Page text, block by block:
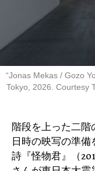
“Jonas Mekas / Gozo
Tokyo, 2026. Courtesy
階段を上った二
日時の映写の準
詩『怪物君』（